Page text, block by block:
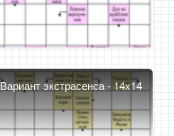
Вариант экстрасенса - 14x14